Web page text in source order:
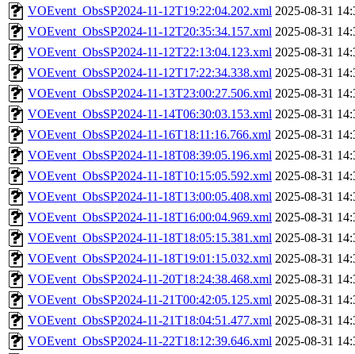
VOEvent_ObsSP2024-11-12T19:22:04.202.xml 2025-08-31
VOEvent_ObsSP2024-11-12T20:35:34.157.xml 2025-08-31
VOEvent_ObsSP2024-11-12T22:13:04.123.xml 2025-08-31
VOEvent_ObsSP2024-11-12T17:22:34.338.xml 2025-08-31
VOEvent_ObsSP2024-11-13T23:00:27.506.xml 2025-08-31
VOEvent_ObsSP2024-11-14T06:30:03.153.xml 2025-08-31
VOEvent_ObsSP2024-11-16T18:11:16.766.xml 2025-08-31
VOEvent_ObsSP2024-11-18T08:39:05.196.xml 2025-08-31
VOEvent_ObsSP2024-11-18T10:15:05.592.xml 2025-08-31
VOEvent_ObsSP2024-11-18T13:00:05.408.xml 2025-08-31
VOEvent_ObsSP2024-11-18T16:00:04.969.xml 2025-08-31
VOEvent_ObsSP2024-11-18T18:05:15.381.xml 2025-08-31
VOEvent_ObsSP2024-11-18T19:01:15.032.xml 2025-08-31
VOEvent_ObsSP2024-11-20T18:24:38.468.xml 2025-08-31
VOEvent_ObsSP2024-11-21T00:42:05.125.xml 2025-08-31
VOEvent_ObsSP2024-11-21T18:04:51.477.xml 2025-08-31
VOEvent_ObsSP2024-11-22T18:12:39.646.xml 2025-08-31